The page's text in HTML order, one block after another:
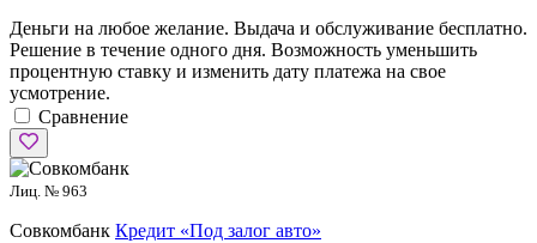
Деньги на любое желание. Выдача и обслуживание бесплатно.
Решение в течение одного дня. Возможность уменьшить
процентную ставку и изменить дату платежа на свое
усмотрение.
Сравнение
Лиц. № 963
Совкомбанк Кредит «Под залог авто»